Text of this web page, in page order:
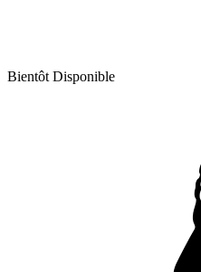
Bientôt Disponible